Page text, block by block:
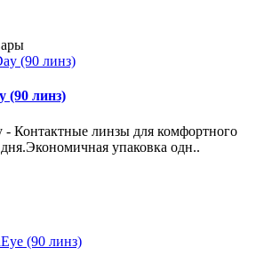
(90 линз)
- Контактные линзы для комфортного
упаковка одн..